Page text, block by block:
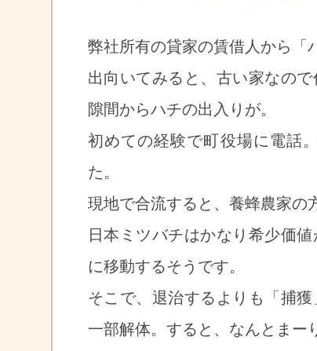
弊社所有の貸家の賃借人から「
出向いてみると、古い家なの
隙間からハチの出入りが。
初めての経験で町役場に電話
た。
現地で合流すると、養蜂農家の
日本ミツバチはかなり希少価
に移動するそうです。
そこで、退治するよりも「捕
一部解体。すると、なんとまー